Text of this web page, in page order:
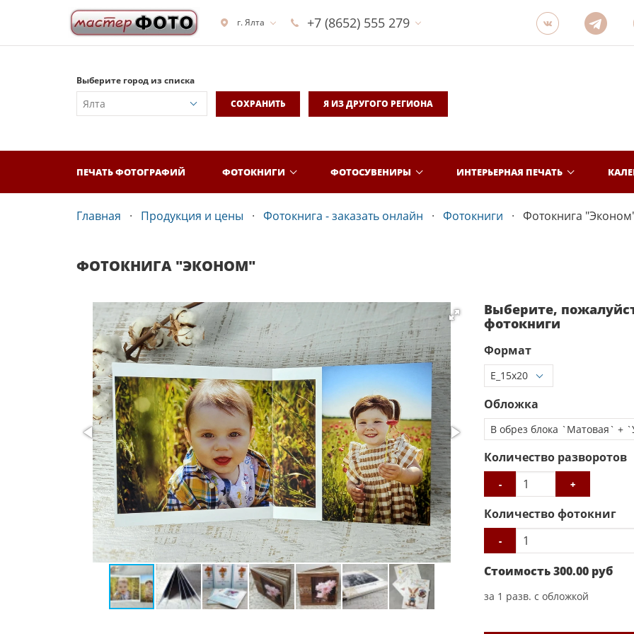
г. Ялта +7 (8652) 555 279
Выберите город из списка
СОХРАНИТЬ
Я ИЗ ДРУГОГО РЕГИОНА
ПЕЧАТЬ ФОТОГРАФИЙ ФОТОКНИГИ ФОТОСУВЕНИРЫ ИНТЕРЬЕРНАЯ ПЕЧАТЬ
Главная Продукция и цены Фотокнига - заказать онлайн Фотокниги Фотокнига
ФОТОКНИГА "ЭКОНОМ"
Выберите,
фотокниги
Формат
Обложка
Количество разворотов
- +
Количество фотокниг
-
Стоимость300.00 руб
за 1 разв. с обложкой